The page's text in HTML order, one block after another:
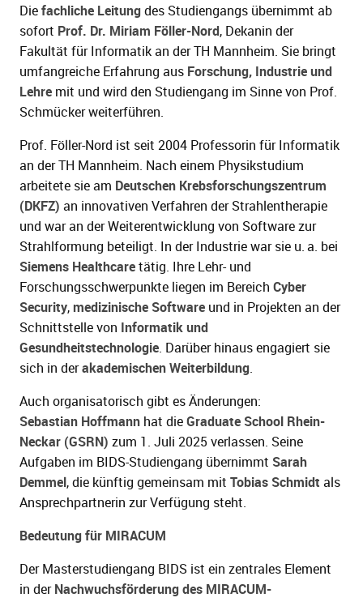
Diefachliche Leitungdes Studiengangs übernimmt ab
sofort Prof. Dr. Miriam Föller-Nord, Dekanin der
Fakultät für Informatik an der TH Mannheim. Sie bringt
umfangreiche Erfahrung aus Forschung, Industrie und
Lehremit und wird den Studiengang im Sinne von Prof.
Schmücker weiterführen.
Prof. Föller-Nord ist seit 2004 Professorin für Informatik
an der TH Mannheim. Nach einem Physikstudium
arbeitete sie am Deutschen Krebsforschungszentrum
(DKFZ) an innovativen Verfahren der Strahlentherapie
und war an der Weiterentwicklung von Software zur
Strahlformung beteiligt. In der Industrie war sie u. a. bei
Siemens Healthcaretätig. Ihre Lehr- und
Forschungsschwerpunkte liegen im Bereich Cyber
Security,medizinische Softwareund in Projekten an der
Schnittstelle von Informatik und
Gesundheitstechnologie. Darüber hinaus engagiert sie
sich in derakademischen Weiterbildung.
Auch organisatorisch gibt es Änderungen:
Sebastian Hoffmannhat dieGraduate School Rhein-
Neckar (GSRN) zum 1. Juli 2025 verlassen. Seine
Aufgaben im BIDS-Studiengang übernimmt Sarah
Demmel, die künftig gemeinsam mit Tobias Schmidt als
Ansprechpartnerin zur Verfügung steht.
Bedeutung für MIRACUM
Der Masterstudiengang BIDS ist ein zentrales Element
in derNachwuchsförderung des MIRACUM-